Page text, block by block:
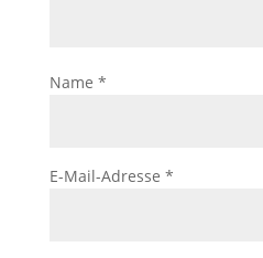
Name *
E-Mail-Adresse *